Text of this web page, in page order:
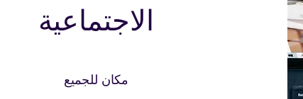
الاجتماعية
مكان للجميع